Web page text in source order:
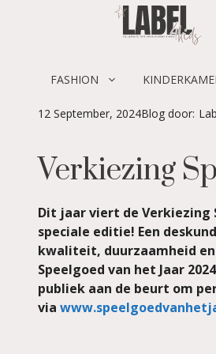
FASHION
12 September, 2024Blog door:
Verkiezing
Dit jaar viert de Verkiezing
speciale editie! Een
kwaliteit, duurzaamheid
Speelgoed van het Jaar
publiek aan de beurt om
via